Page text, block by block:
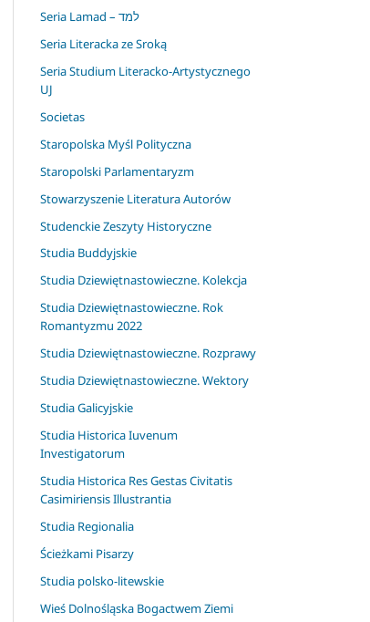
Seria Lamad – למד
Seria Literacka ze Sroką
Seria Studium Literacko-Artystycznego
UJ
Societas
Staropolska Myśl Polityczna
Staropolski Parlamentaryzm
Stowarzyszenie Literatura Autorów
Studenckie Zeszyty Historyczne
Studia Buddyjskie
Studia Dziewiętnastowieczne. Kolekcja
Studia Dziewiętnastowieczne. Rok
Romantyzmu 2022
Studia Dziewiętnastowieczne. Rozprawy
Studia Dziewiętnastowieczne. Wektory
Studia Galicyjskie
Studia Historica Iuvenum
Investigatorum
Studia Historica Res Gestas Civitatis
Casimiriensis Illustrantia
Studia Regionalia
Ścieżkami Pisarzy
Studia polsko-litewskie
Wieś Dolnośląska Bogactwem Ziemi